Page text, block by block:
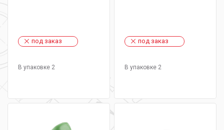
под заказ
В упаковке 2
под заказ
В упаковке 2